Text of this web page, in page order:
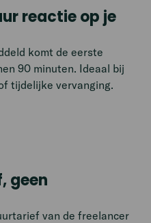
reactie op je
komt de eerste
90 minuten. Ideaal bij
tijdelijke vervanging.
geen
van de freelancer